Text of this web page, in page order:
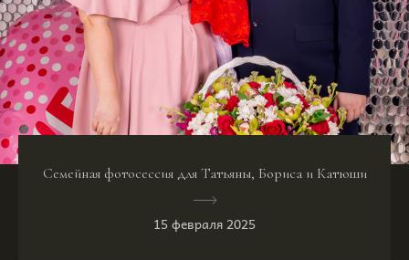
Семейная фотосессия для Татьяны, Бориса и Катюши
15 февраля 2025